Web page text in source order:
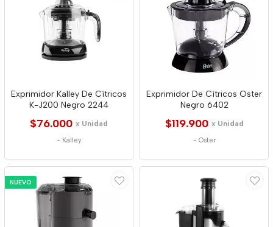
Exprimidor Kalley De Cítricos
K-J200 Negro 2244
$76.000 x Unidad
- Kalley
Exprimidor De Cítricos Oster
Negro 6402
$119.900 x Unidad
- Oster
NUEVO